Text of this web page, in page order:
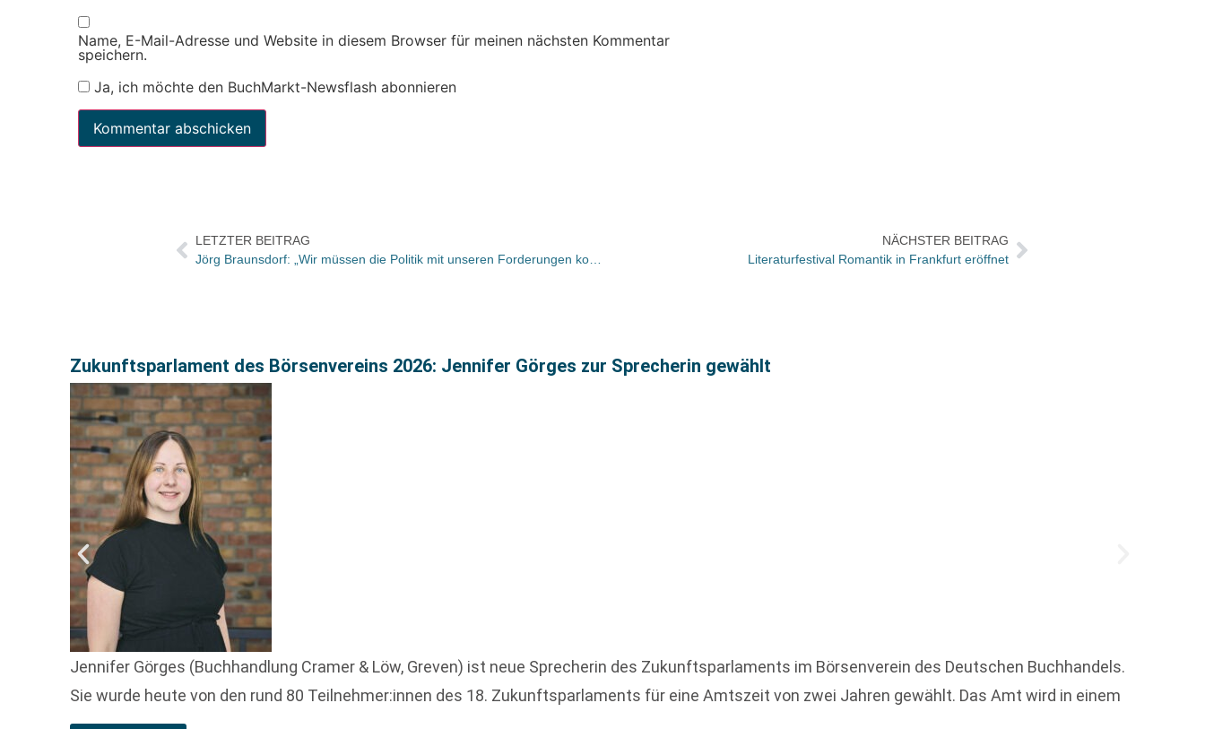
Name, E-Mail-Adresse und Website in diesem Browser für meinen nächsten Kommentar
speichern.
Ja, ich möchte den BuchMarkt-Newsflash abonnieren
LETZTER BEITRAG
NÄCHSTER BEITRAG
Literaturfestival Romantik in Frankfurt eröffnet
Zukunftsparlament des Börsenvereins 2026: Jennifer Görges zur Sprecherin gewählt
Jennifer Görges (Buchhandlung Cramer & Löw, Greven) ist neue Sprecherin des Zukunftsparlaments im Börsenverein des Deutschen Buchhandels.
Sie wurde heute von den rund 80 Teilnehmer:innen des 18. Zukunftsparlaments für eine Amtszeit von zwei Jahren gewählt. Das Amt wird in einem